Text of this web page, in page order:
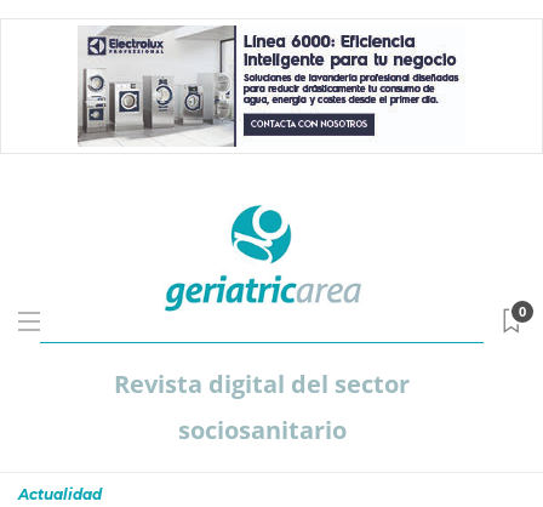
Revista digital del sector
sociosanitario
0
Actualidad